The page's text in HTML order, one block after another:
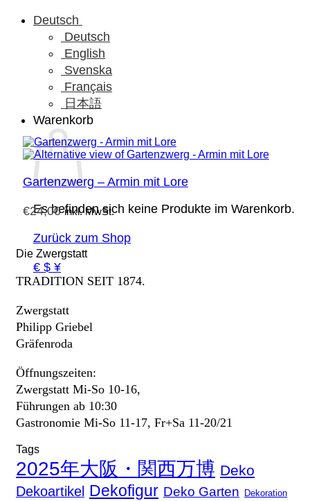
Deutsch
Deutsch
English
Svenska
Français
日本語
Warenkorb
Es befinden sich keine Produkte im Warenkorb.
Zurück zum Shop
€ $ ¥
Gartenzwerg – Armin mit Lore
€24,00 inkl. MwSt.
Die Zwergstatt
TRADITION SEIT 1874.
Zwergstatt
Philipp Griebel
Gräfenroda
Öffnungszeiten:
Zwergstatt Mi-So 10-16,
Führungen ab 10:30
Gastronomie Mi-So 11-17, Fr+Sa 11-20/21
Tags
2025年大阪・関西万博 Deko
Dekoartikel Dekofigur Deko Garten Dekoration